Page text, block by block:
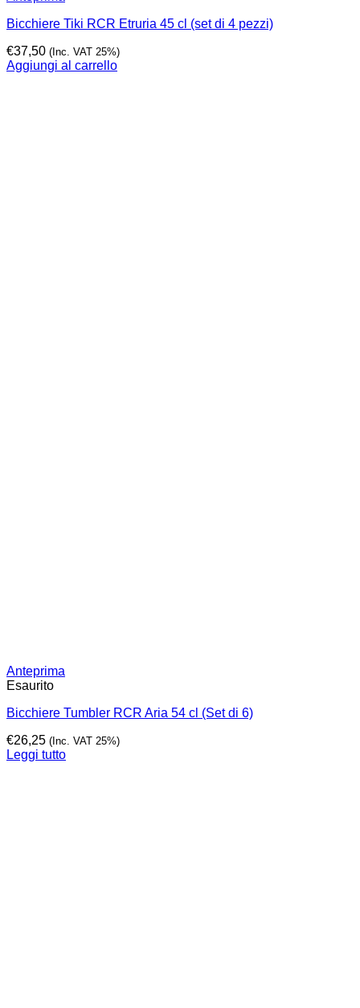
Bicchiere Tiki RCR Etruria 45 cl (set di 4 pezzi)
€37,50 (Inc. VAT 25%)
Aggiungi al carrello
Anteprima
Esaurito
Bicchiere Tumbler RCR Aria 54 cl (Set di 6)
€26,25 (Inc. VAT 25%)
Leggi tutto